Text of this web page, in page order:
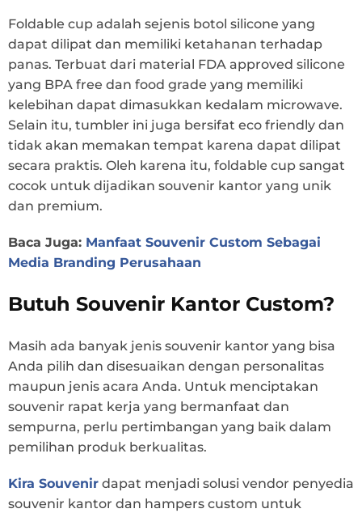
Foldable cup adalah sejenis botol silicone yang
dapat dilipat dan memiliki ketahanan terhadap
panas. Terbuat dari material FDA approved silicone
yang BPA free dan food grade yang memiliki
kelebihan dapat dimasukkan kedalam microwave.
Selain itu, tumbler ini juga bersifat eco friendly dan
tidak akan memakan tempat karena dapat dilipat
secara praktis. Oleh karena itu, foldable cup sangat
cocok untuk dijadikan souvenir kantor yang unik
dan premium.
Baca Juga: Manfaat Souvenir Custom Sebagai
Media Branding Perusahaan
Butuh Souvenir Kantor Custom?
Masih ada banyak jenis souvenir kantor yang bisa
Anda pilih dan disesuaikan dengan personalitas
maupun jenis acara Anda. Untuk menciptakan
souvenir rapat kerja yang bermanfaat dan
sempurna, perlu pertimbangan yang baik dalam
pemilihan produk berkualitas.
Kira Souvenir dapat menjadi solusi vendor penyedia
souvenir kantor dan hampers custom untuk